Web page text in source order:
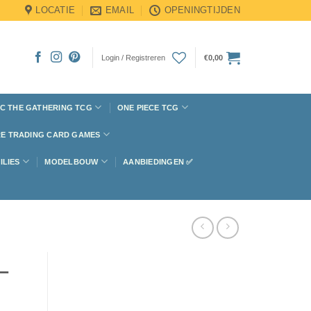
LOCATIE EMAIL OPENINGTIJDEN
Login / Registreren €0,00
THE GATHERING TCG ONE PIECE TCG
TRADING CARD GAMES
MODELBOUW AANBIEDINGEN ✅